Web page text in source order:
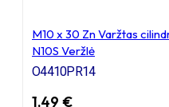
galva
+
spyruoklinė
poveržlė
M10 x 30 Zn Varžtas
N10S Veržlė
O4410PR14
1,49 €